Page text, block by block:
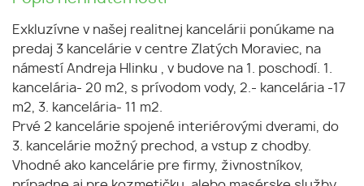
Exkluzívne v našej realitnej kancelárii ponúkame na
predaj 3 kancelárie v centre Zlatých Moraviec, na
námestí Andreja Hlinku , v budove na 1. poschodí. 1.
kancelária- 20 m2, s prívodom vody, 2.- kancelária -17
m2, 3. kancelária- 11 m2.
Prvé 2 kancelárie spojené interiérovými dverami, do
3. kancelárie možný prechod, a vstup z chodby.
Vhodné ako kancelárie pre firmy, živnostníkov,